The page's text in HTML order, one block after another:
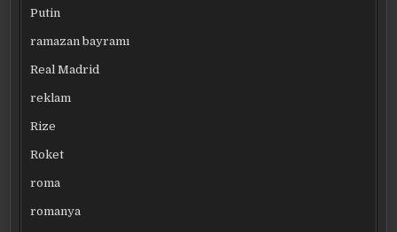
Putin
ramazan bayramı
Real Madrid
reklam
Rize
Roket
roma
romanya